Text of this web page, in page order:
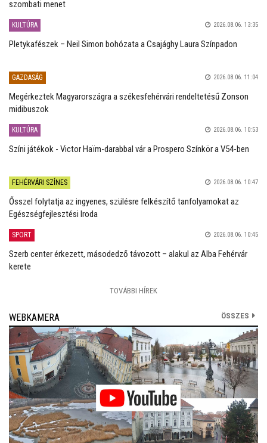
szombati menet
KULTÚRA 2026.08.06. 13:35
Pletykafészek – Neil Simon bohózata a Csajághy Laura Színpadon
GAZDASÁG 2026.08.06. 11:04
Megérkeztek Magyarországra a székesfehérvári rendeltetésű Zonson
midibuszok
KULTÚRA 2026.08.06. 10:53
Színi játékok - Victor Haïm-darabbal vár a Prospero Színkör a V54-ben
FEHÉRVÁRI SZÍNES 2026.08.06. 10:47
Ősszel folytatja az ingyenes, szülésre felkészítő tanfolyamokat az
Egészségfejlesztési Iroda
SPORT 2026.08.06. 10:45
Szerb center érkezett, másodedző távozott – alakul az Alba Fehérvár
kerete
TOVÁBBI HÍREK
WEBKAMERA ÖSSZES